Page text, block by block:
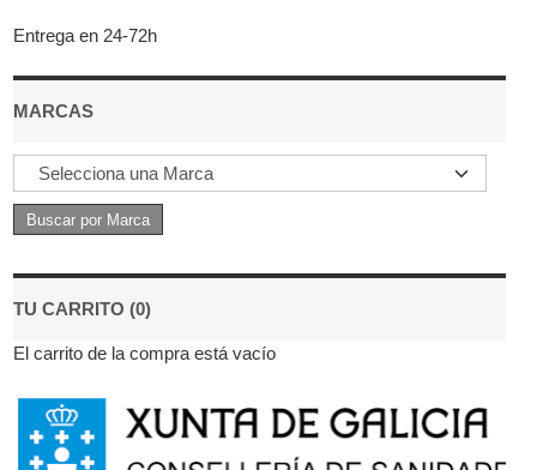
Entrega en 24-72h
MARCAS
TU CARRITO (0)
El carrito de la compra está vacío